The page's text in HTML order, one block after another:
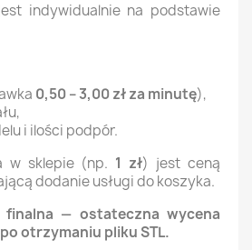
indywidualnie na podstawie
0,50 – 3,00 zł za minutę),
i ilości podpór.
w sklepie (np. 1 zł) jest ceną
dodanie usługi do koszyka.
— ostateczna wycena
otrzymaniu pliku STL.